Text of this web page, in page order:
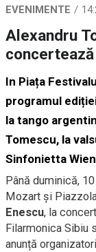
EVENIMENTE
Alexandru
In Piața
programul
la tango
Tomescu, la
Sinfonietta
Până duminică,
Mozart și
Enescu, la
Filarmonica Sibiu
anunță